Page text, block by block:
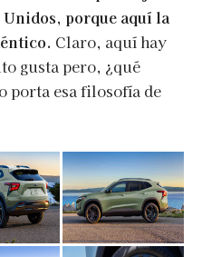
Unidos, porque aquí la
Claro, aquí hay
gusta pero, ¿qué
porta esa filosofía de